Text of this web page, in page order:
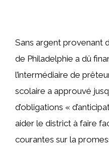
Sans argent provenant
de Philadelphie a dû
l’intermédiaire de
scolaire a approuvé
d’obligations «
aider le district à faire
courantes sur la